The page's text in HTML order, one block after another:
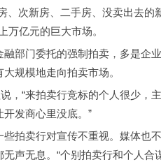
次新房、二手房、没卖出去的
万亿元的巨大市场。
部门委托的强制拍卖，多是企
规模地走向拍卖市场。
，“来拍卖行竞标的个人很少，
发商心里没底。”
拍卖行对宣传不重视。媒体也
声无息。“个别拍卖行和个人合